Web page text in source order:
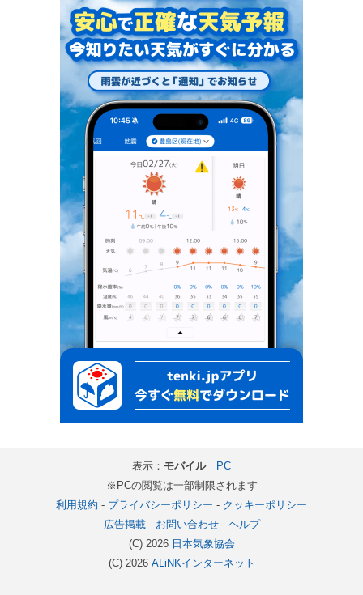
表示： モバイル｜ PC
※PCの閲覧は一部制限されます
利用規約 - プライバシーポリシー - クッキーポリシー
広告掲載- お問い合わせ- ヘルプ
(C) 2026 日本気象協会
(C) 2026 ALiNKインターネット